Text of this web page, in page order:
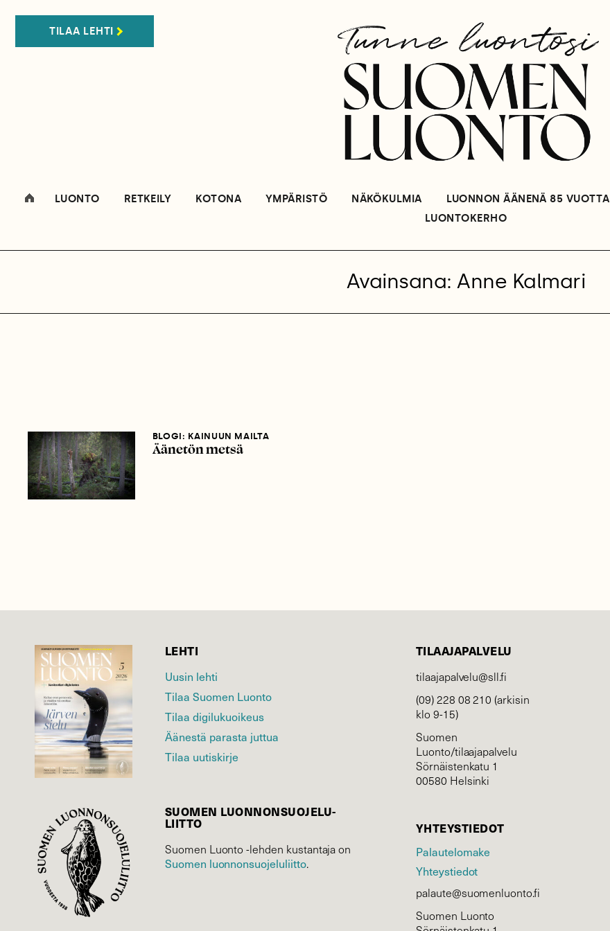
TILAA LEHTI
LUONTO RETKEILY KOTONA YMPÄRISTÖ NÄKÖKULMIA LUONNON ÄÄNENÄ 85 VUOTTA
LUONTOKERHO
Avainsana: Anne Kalmari
BLOGI: KAINUUN MAILTA
Äänetön metsä
LEHTI
Uusin lehti
Tilaa Suomen Luonto
Tilaa digilukuoikeus
Äänestä parasta juttua
Tilaa uutiskirje
SUOMEN LUONNON­SUOJELU­
LIITTO
Suomen Luonto -lehden kustantaja on
Suomen luonnonsuojelu­liitto.
TILAAJAPALVELU
tilaajapalvelu@sll.fi
(09) 228 08 210 (arkisin
klo 9-15)
Suomen
Luonto/tilaajapalvelu
Sörnäistenkatu 1
00580 Helsinki
YHTEYSTIEDOT
Palautelomake
Yhteystiedot
palaute@suomenluonto.fi
Suomen Luonto